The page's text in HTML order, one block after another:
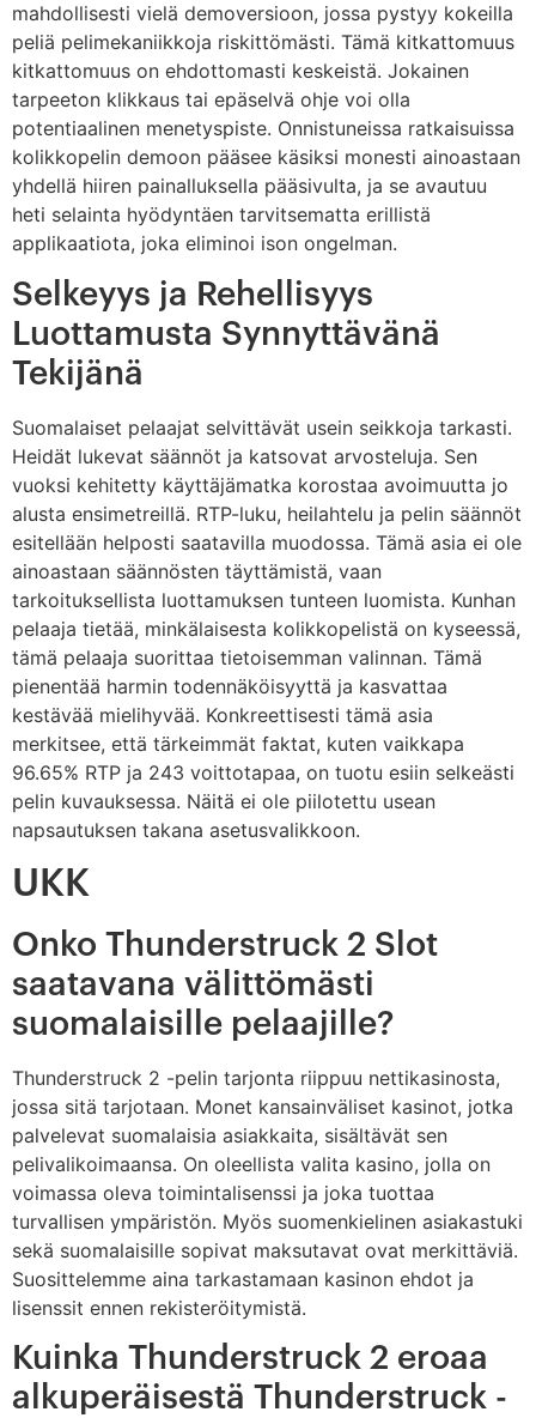
mahdollisesti vielä demoversioon, jossa pystyy kokeilla
peliä pelimekaniikkoja riskittömästi. Tämä kitkattomuus
kitkattomuus on ehdottomasti keskeistä. Jokainen
tarpeeton klikkaus tai epäselvä ohje voi olla
potentiaalinen menetyspiste. Onnistuneissa ratkaisuissa
kolikkopelin demoon pääsee käsiksi monesti ainoastaan
yhdellä hiiren painalluksella pääsivulta, ja se avautuu
heti selainta hyödyntäen tarvitsematta erillistä
applikaatiota, joka eliminoi ison ongelman.
Selkeyys ja Rehellisyys
Luottamusta Synnyttävänä
Tekijänä
Suomalaiset pelaajat selvittävät usein seikkoja tarkasti.
Heidät lukevat säännöt ja katsovat arvosteluja. Sen
vuoksi kehitetty käyttäjämatka korostaa avoimuutta jo
alusta ensimetreillä. RTP-luku, heilahtelu ja pelin säännöt
esitellään helposti saatavilla muodossa. Tämä asia ei ole
ainoastaan säännösten täyttämistä, vaan
tarkoituksellista luottamuksen tunteen luomista. Kunhan
pelaaja tietää, minkälaisesta kolikkopelistä on kyseessä,
tämä pelaaja suorittaa tietoisemman valinnan. Tämä
pienentää harmin todennäköisyyttä ja kasvattaa
kestävää mielihyvää. Konkreettisesti tämä asia
merkitsee, että tärkeimmät faktat, kuten vaikkapa
96.65% RTP ja 243 voittotapaa, on tuotu esiin selkeästi
pelin kuvauksessa. Näitä ei ole piilotettu usean
napsautuksen takana asetusvalikkoon.
UKK
Onko Thunderstruck 2 Slot
saatavana välittömästi
suomalaisille pelaajille?
Thunderstruck 2 -pelin tarjonta riippuu nettikasinosta,
jossa sitä tarjotaan. Monet kansainväliset kasinot, jotka
palvelevat suomalaisia asiakkaita, sisältävät sen
pelivalikoimaansa. On oleellista valita kasino, jolla on
voimassa oleva toimintalisenssi ja joka tuottaa
turvallisen ympäristön. Myös suomenkielinen asiakastuki
sekä suomalaisille sopivat maksutavat ovat merkittäviä.
Suosittelemme aina tarkastamaan kasinon ehdot ja
lisenssit ennen rekisteröitymistä.
Kuinka Thunderstruck 2 eroaa
alkuperäisestä Thunderstruck -